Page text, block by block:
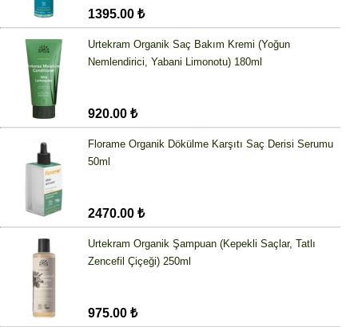
1395.00 ₺
Urtekram Organik Saç Bakım Kremi (Yoğun
Nemlendirici, Yabani Limonotu) 180ml
920.00 ₺
Florame Organik Dökülme Karşıtı Saç Derisi Serumu
50ml
2470.00 ₺
Urtekram Organik Şampuan (Kepekli Saçlar, Tatlı
Zencefil Çiçeği) 250ml
975.00 ₺